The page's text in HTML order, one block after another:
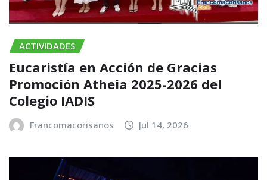
ACTIVIDADES
Eucaristía en Acción de Gracias
Promoción Atheia 2025-2026 del
Colegio IADIS
Francomacorisanos Jul 14, 2026